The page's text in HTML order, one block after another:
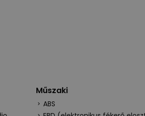
Műszaki
ABS